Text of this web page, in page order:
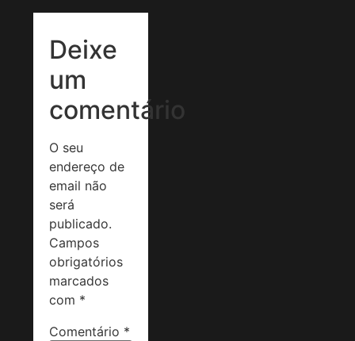
Deixe
um
comentário
O seu
endereço de
email não
será
publicado.
Campos
obrigatórios
marcados
com *
Comentário *